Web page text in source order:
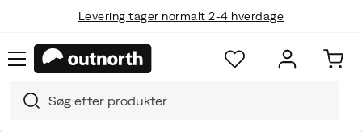
Levering tager normalt 2-4 hverdage